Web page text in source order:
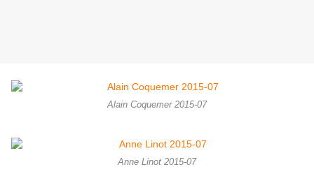
Alain Coquemer 2015-07
Anne Linot 2015-07